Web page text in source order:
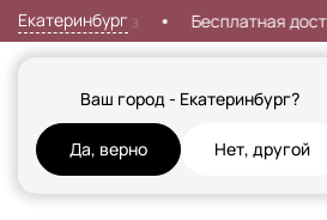
Екатеринбург
Ваш город - Екатеринбург?
Да, верно Нет, другой
на первый заказ Бесплатная
Кошки СобакиРыбы Грызуны и Хорьки